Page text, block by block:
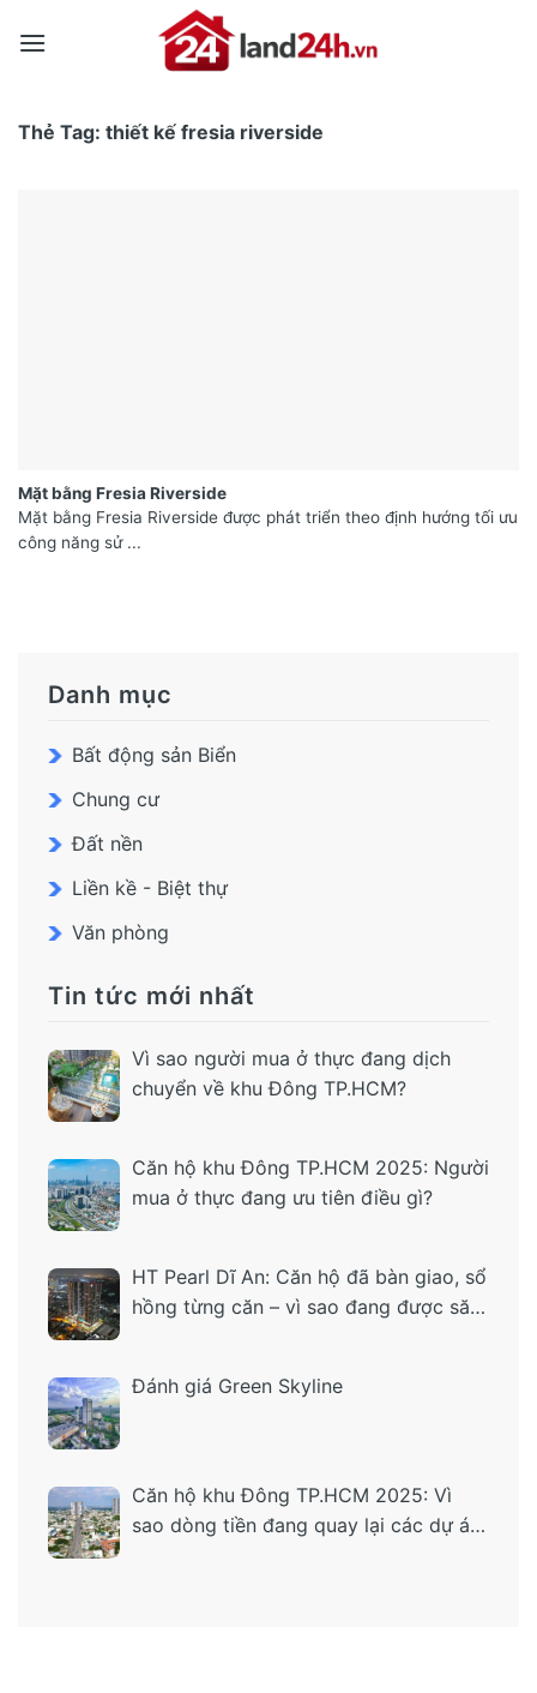
Thẻ Tag: thiết kế fresia riverside
Mặt bằng Fresia Riverside
Mặt bằng Fresia Riverside được phát triển theo định hướng tối ưu
công năng sử ...
Danh mục
Bất động sản Biển
Chung cư
Đất nền
Liền kề - Biệt thự
Văn phòng
Tin tức mới nhất
Vì sao người mua ở thực đang dịch
chuyển về khu Đông TP.HCM?
Căn hộ khu Đông TP.HCM 2025: Người
mua ở thực đang ưu tiên điều gì?
HT Pearl Dĩ An: Căn hộ đã bàn giao, sổ
hồng từng căn – vì sao đang được săn
Đánh giá Green Skyline
Căn hộ khu Đông TP.HCM 2025: Vì
sao dòng tiền đang quay lại các dự án